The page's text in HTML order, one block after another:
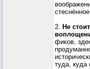
2. Не
фиков,
туда, куда